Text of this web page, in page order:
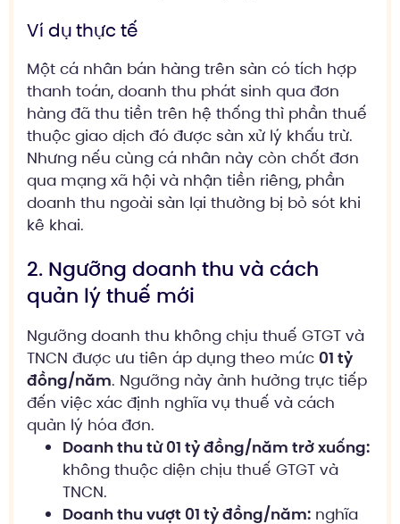
Ví dụ thực tế
Một cá nhân bán hàng trên sàn có tích hợp
thanh toán, doanh thu phát sinh qua đơn
hàng đã thu tiền trên hệ thống thì phần thuế
thuộc giao dịch đó được sàn xử lý khấu trừ.
Nhưng nếu cùng cá nhân này còn chốt đơn
qua mạng xã hội và nhận tiền riêng, phần
doanh thu ngoài sàn lại thường bị bỏ sót khi
kê khai.
2. Ngưỡng doanh thu và cách
quản lý thuế mới
Ngưỡng doanh thu không chịu thuế GTGT và
TNCN được ưu tiên áp dụng theo mức 01 tỷ
đồng/năm. Ngưỡng này ảnh hưởng trực tiếp
đến việc xác định nghĩa vụ thuế và cách
quản lý hóa đơn.
Doanh thu từ 01 tỷ đồng/năm trở xuống:
không thuộc diện chịu thuế GTGT và
TNCN.
Doanh thu vượt 01 tỷ đồng/năm: nghĩa